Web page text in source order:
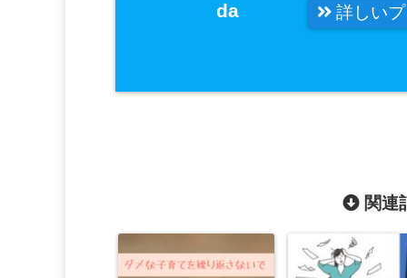
da
詳しいプ
関連